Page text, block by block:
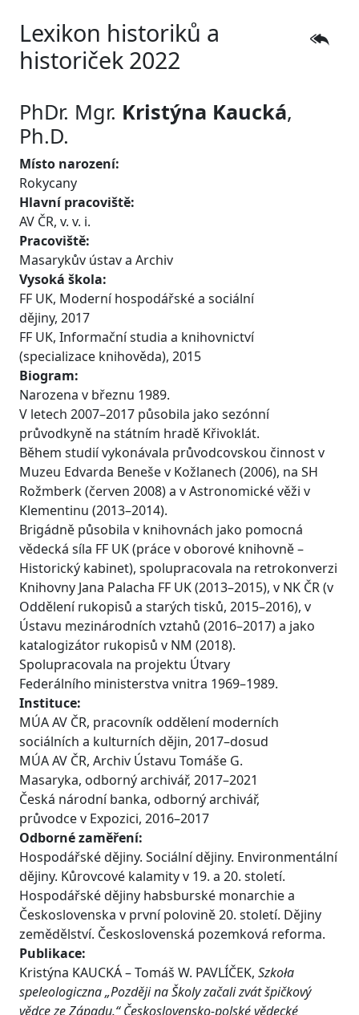
Lexikon historiků a
historiček 2022
PhDr. Mgr. Kristýna Kaucká,
Ph.D.
Místo narození:
Rokycany
Hlavní pracoviště:
AV ČR, v. v. i.
Pracoviště:
Masarykův ústav a Archiv
Vysoká škola:
FF UK, Moderní hospodářské a sociální
dějiny, 2017
FF UK, Informační studia a knihovnictví
(specializace knihověda), 2015
Biogram:
Narozena v březnu 1989.
V letech 2007–2017 působila jako sezónní
průvodkyně na státním hradě Křivoklát.
Během studií vykonávala průvodcovskou činnost v
Muzeu Edvarda Beneše v Kožlanech (2006), na SH
Rožmberk (červen 2008) a v Astronomické věži v
Klementinu (2013–2014).
Brigádně působila v knihovnách jako pomocná
vědecká síla FF UK (práce v oborové knihovně –
Historický kabinet), spolupracovala na retrokonverzi
Knihovny Jana Palacha FF UK (2013–2015), v NK ČR (v
Oddělení rukopisů a starých tisků, 2015–2016), v
Ústavu mezinárodních vztahů (2016–2017) a jako
katalogizátor rukopisů v NM (2018).
Spolupracovala na projektu Útvary
Federálního ministerstva vnitra 1969–1989.
Instituce:
MÚA AV ČR, pracovník oddělení moderních
sociálních a kulturních dějin, 2017–dosud
MÚA AV ČR, Archiv Ústavu Tomáše G.
Masaryka, odborný archivář, 2017–2021
Česká národní banka, odborný archivář,
průvodce v Expozici, 2016–2017
Odborné zaměření:
Hospodářské dějiny. Sociální dějiny. Environmentální
dějiny. Kůrovcové kalamity v 19. a 20. století.
Hospodářské dějiny habsburské monarchie a
Československa v první polovině 20. století. Dějiny
zemědělství. Československá pozemková reforma.
Publikace:
Kristýna KAUCKÁ – Tomáš W. PAVLÍČEK, Szkoła
speleologiczna „Později na Školy začali zvát špičkový
vědce ze Západu.“ Československo-polské vědecké